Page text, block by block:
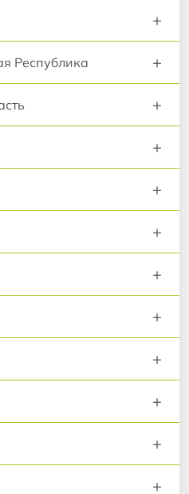
+
Республика +
+
+
+
+
+
+
+
+
+
+